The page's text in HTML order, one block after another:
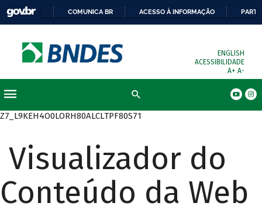
COMUNICA BR ACESSO À INFORMAÇÃO
ENGLISH
ACESSIBILIDADE
A+ A-
Z7_L9KEH4O0LORH80ALCLTPF80S71
Visualizador do
Conteúdo da Web